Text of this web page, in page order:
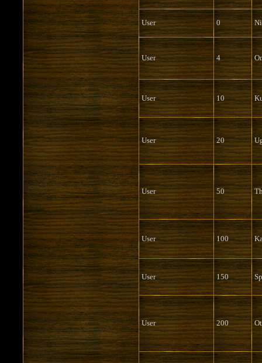
User 0
User 4
User 10
User 20
User 50
User 100
User 150
User 200